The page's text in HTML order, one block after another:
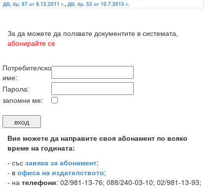
ДВ, бр. 97 от 9.12.2011 г., ДВ, бр. 52 от 10.7.2015 г.
За да можете да ползвате документите в системата,
абонирайте се
Потребителско
име:
Парола:
запомни ме:
Вие можете да направите своя абонамент по всяко
време на годината:
- със завяка за абонамент;
- в офиса на издателството;
- на телефони: 02/981-13-76; 088/240-03-10; 02/981-13-93;